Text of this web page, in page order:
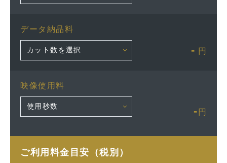
データ納品料
- 円
映像使用料
- 円
ご利用料金目安（税別）